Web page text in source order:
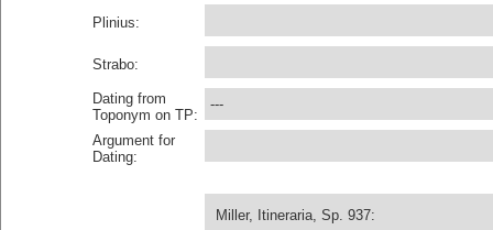
Plinius:
Strabo:
Dating from
Toponym on TP:
---
Argument for
Dating:
Miller, Itineraria, Sp. 937: